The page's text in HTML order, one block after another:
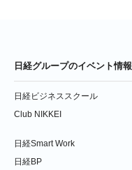
日経グループのイベント情報
日経ビジネススクール
Club NIKKEI
日経Smart Work
日経BP